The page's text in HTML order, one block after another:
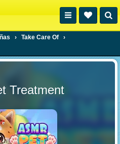
› Take Care Of
›
Treatment